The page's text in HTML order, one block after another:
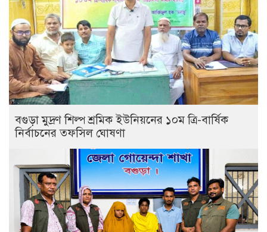
বগুড়া মুদ্রণ শিল্প শ্রমিক ইউনিয়নের ১০ম ত্রি-বার্ষিক
নির্বাচনের তফসিল ঘোষণা